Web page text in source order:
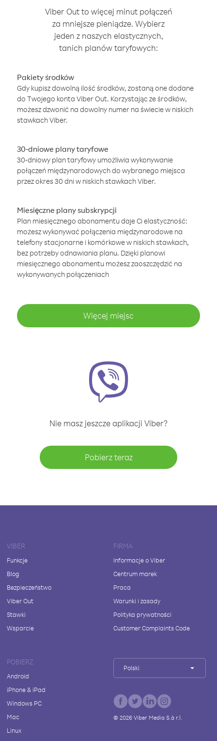
Viber Out to więcej minut połączeń
za mniejsze pieniądze. Wybierz
jeden z naszych elastycznych,
tanich planów taryfowych:
Pakiety środków
Gdy kupisz dowolną ilość środków, zostaną one dodane
do Twojego konta Viber Out. Korzystając ze środków,
możesz dzwonić na dowolny numer na świecie w niskich
stawkach Viber.
30-dniowe plany taryfowe
30-dniowy plan taryfowy umożliwia wykonywanie
połączeń międzynarodowych do wybranego miejsca
przez okres 30 dni w niskich stawkach Viber.
Miesięczne plany subskrypcji
Plan miesięcznego abonamentu daje Ci elastyczność:
możesz wykonywać połączenia międzynarodowe na
telefony stacjonarne i komórkowe w niskich stawkach,
bez potrzeby odnawiania planu. Dzięki planowi
miesięcznego abonamentu możesz zaoszczędzić na
wykonywanych połączeniach
Więcej miejsc
Nie masz jeszcze aplikacji Viber?
Pobierz teraz
VIBER
Funkcje
Blog
Bezpieczeństwo
Viber Out
Stawki
Wsparcie
FIRMA
Informacje o Viber
Centrum marek
Praca
Warunki i zasady
Polityka prywatności
Customer Complaints Code
POBIERZ
Android
iPhone & iPad
Windows PC
Mac
Linux
Polski
© 2026Viber Media S.à r.l.